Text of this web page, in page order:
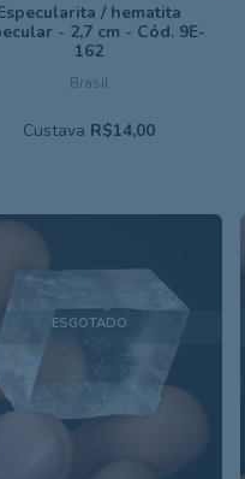
Brasil
/ hematita
- 2,7 cm - Cód. 9E-
162
Custava R$14,00
ESGOTADO